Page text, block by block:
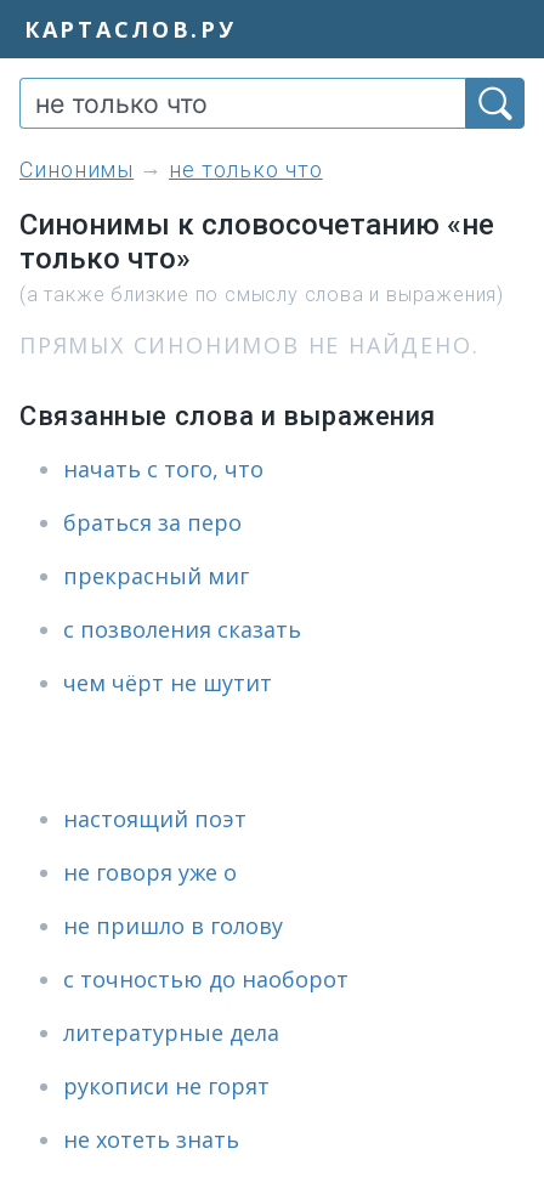
КАРТАСЛОВ.РУ
синонимы не только что
Синонимы к словосочетанию «не
только что»
(а также близкие по смыслу слова и выражения)
ПРЯМЫХ СИНОНИМОВ НЕ НАЙДЕНО.
Связанные слова и выражения
начать с того, что
браться за перо
прекрасный миг
с позволения сказать
чем чёрт не шутит
настоящий поэт
не говоря уже о
не пришло в голову
с точностью до наоборот
литературные дела
рукописи не горят
не хотеть знать